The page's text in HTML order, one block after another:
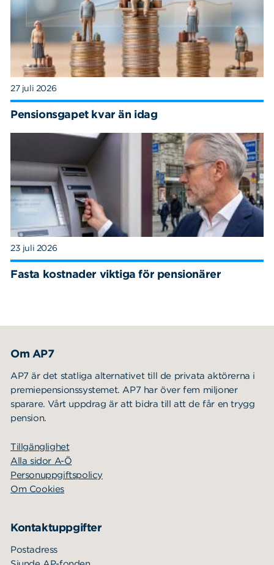
27 juli 2026
Pensionsgapet kvar än idag
23 juli 2026
Fasta kostnader viktiga för pensionärer
Om AP7
AP7 är det statliga alternativet till de privata aktörerna i
premiepensionssystemet. AP7 har över fem miljoner
sparare. Vårt uppdrag är att bidra till att de får en trygg
pension.
Tillgänglighet
Alla sidor A-Ö
Personuppgiftspolicy
Om Cookies
Kontaktuppgifter
Postadress